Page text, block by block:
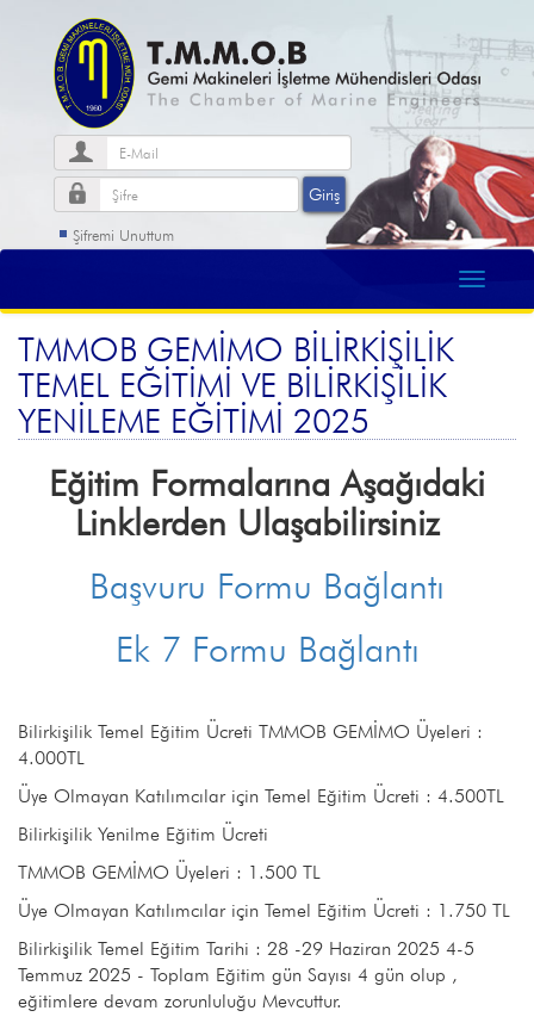
Şifremi Unuttum
TMMOB GEMİMO BİLİRKİŞİLİK
TEMEL EĞİTİMİ VE BİLİRKİŞİLİK
YENİLEME EĞİTİMİ 2025
Eğitim Formalarına Aşağıdaki
Linklerden Ulaşabilirsiniz
Başvuru Formu Bağlantı
Ek 7 Formu Bağlantı
Bilirkişilik Temel Eğitim Ücreti TMMOB GEMİMO Üyeleri :
4.000TL
Üye Olmayan Katılımcılar için Temel Eğitim Ücreti : 4.500TL
Bilirkişilik Yenilme Eğitim Ücreti
TMMOB GEMİMO Üyeleri : 1.500 TL
Üye Olmayan Katılımcılar için Temel Eğitim Ücreti : 1.750 TL
Bilirkişilik Temel Eğitim Tarihi : 28 -29 Haziran 2025 4-5
Temmuz 2025 - Toplam Eğitim gün Sayısı 4 gün olup ,
eğitimlere devam zorunluluğu Mevcuttur.